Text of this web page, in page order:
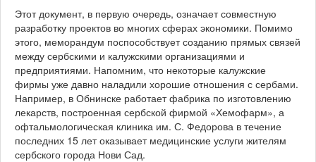
Этот документ, в первую очередь, означает совместную
разработку проектов во многих сферах экономики. Помимо
этого, меморандум поспособствует созданию прямых связей
между сербскими и калужскими организациями и
предприятиями. Напомним, что некоторые калужские
фирмы уже давно наладили хорошие отношения с сербами.
Например, в Обнинске работает фабрика по изготовлению
лекарств, построенная сербской фирмой «Хемофарм», а
офтальмологическая клиника им. С. Федорова в течение
последних 15 лет оказывает медицинские услуги жителям
сербского города Нови Сад.